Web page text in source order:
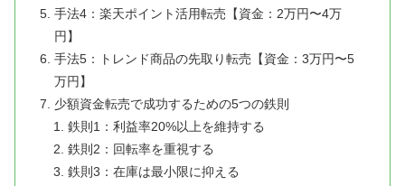
手法4：楽天ポイント活用転売【資金：2万円〜4万
円】
手法5：トレンド商品の先取り転売【資金：3万円〜5
万円】
少額資金転売で成功するための5つの鉄則
鉄則1：利益率20%以上を維持する
鉄則2：回転率を重視する
鉄則3：在庫は最小限に抑える